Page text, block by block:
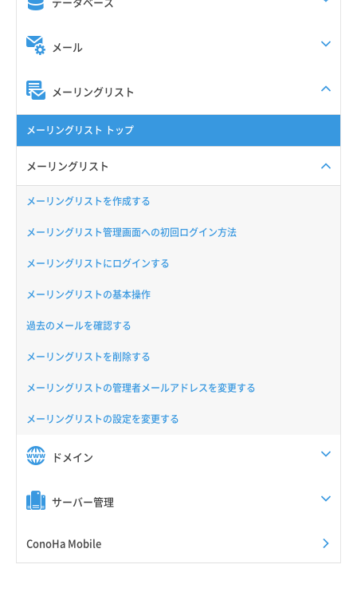
メール
メーリングリスト
メーリングリスト トップ
メーリングリスト
メーリングリストを作成する
メーリングリスト管理画面への初回ログイン方法
メーリングリストにログインする
メーリングリストの基本操作
過去のメールを確認する
メーリングリストを削除する
メーリングリストの管理者メールアドレスを変更する
メーリングリストの設定を変更する
ドメイン
サーバー管理
ConoHa Mobile